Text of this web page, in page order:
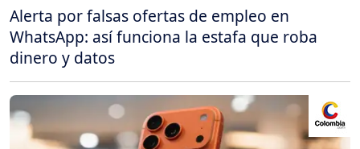
Alerta por falsas ofertas de empleo en
WhatsApp: así funciona la estafa que roba
dinero y datos